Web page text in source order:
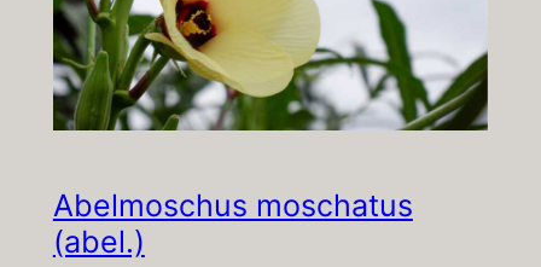
Abelmoschus moschatus
(abel.)